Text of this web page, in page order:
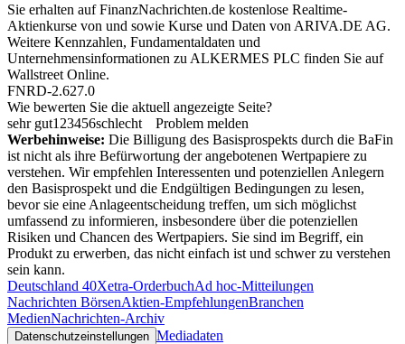
Sie erhalten auf FinanzNachrichten.de kostenlose Realtime-
Aktienkurse von und sowie Kurse und Daten von ARIVA.DE AG.
Weitere Kennzahlen, Fundamentaldaten und
Unternehmensinformationen zu ALKERMES PLC finden Sie auf
Wallstreet Online.
FNRD-2.627.0
Wie bewerten Sie die aktuell angezeigte Seite?
sehr gut1 23456schlecht
Problem melden
Werbehinweise: Die Billigung des Basisprospekts durch die BaFin
ist nicht als ihre Befürwortung der angebotenen Wertpapiere zu
verstehen. Wir empfehlen Interessenten und potenziellen Anlegern
den Basisprospekt und die Endgültigen Bedingungen zu lesen,
bevor sie eine Anlageentscheidung treffen, um sich möglichst
umfassend zu informieren, insbesondere über die potenziellen
Risiken und Chancen des Wertpapiers. Sie sind im Begriff, ein
Produkt zu erwerben, das nicht einfach ist und schwer zu verstehen
sein kann.
Deutschland 40Xetra-OrderbuchAd hoc-Mitteilungen
Nachrichten BörsenAktien-EmpfehlungenBranchen
MedienNachrichten-Archiv
Datenschutzeinstellungen Mediadaten